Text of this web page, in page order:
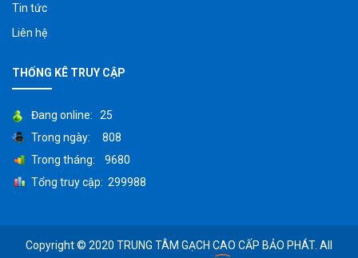
Tin tức
Liên hệ
THỐNG KÊ TRUY CẬP
Đang online: 25
Trong ngày: 808
Trong tháng: 9680
Tổng truy cập: 299988
Copyright © 2020 TRUNG TÂM GẠCH CAO CẤP BẢO PHÁT. All